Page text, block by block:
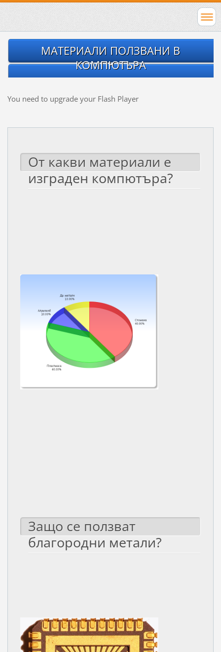
МАТЕРИАЛИ ПОЛЗВАНИ В
КОМПЮТЪРА
You need to upgrade your Flash Player
От какви материали е
изграден компютъра?
Защо се ползват
благородни метали?